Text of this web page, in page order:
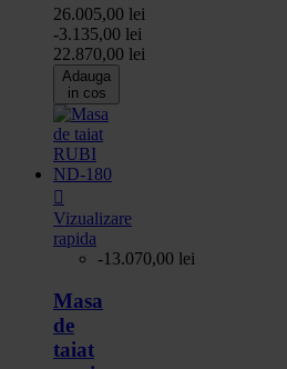
26.005,00 lei
-3.135,00 lei
22.870,00 lei
Adauga
in cos

Vizualizare
rapida
-13.070,00 lei
Masa
de
taiat